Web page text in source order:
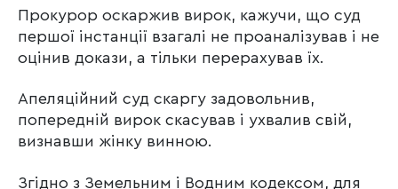
Прокурор оскаржив вирок, кажучи, що суд
першої інстанції взагалі не проаналізував і не
оцінив докази, а тільки перерахував їх.
Апеляційний суд скаргу задовольнив,
попередній вирок скасував і ухвалив свій,
визнавши жінку винною.
Згідно з Земельним і Водним кодексом, для